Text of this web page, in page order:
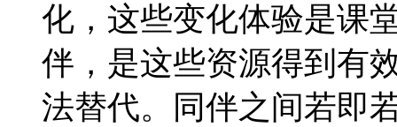
化，这些变化体验是课
伴，是这些资源得到有
法替代。同伴之间若即